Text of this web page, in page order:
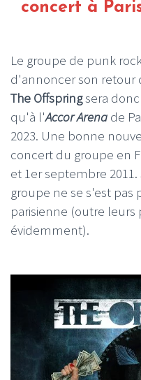
concert à
Le groupe de punk
d'annoncer son retour
The Offspringsera donc
qu'à l'Accor Arena de
2023. Une bonne
concert du groupe en
et 1er septembre
groupe ne se s'est
parisienne (outre leurs
évidemment).